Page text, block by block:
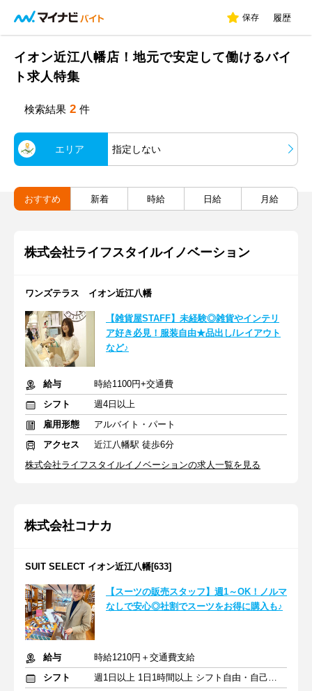
保存 履歴
イオン近江八幡店！地元で安定して働けるバイ
ト求人特集
検索結果 2 件
エリア 指定しない
おすすめ 新着 時給 日給 月給
株式会社ライフスタイルイノベーション
ワンズテラス イオン近江八幡
【雑貨屋STAFF】未経験◎雑貨やインテリ
ア好き必見！服装自由★品出し/レイアウト
など♪
給与
時給1100円+交通費
シフト
週4日以上
雇用形態
アルバイト・パート
アクセス
近江八幡駅 徒歩6分
株式会社ライフスタイルイノベーションの求人一覧を見る
株式会社コナカ
SUIT SELECT イオン近江八幡[633]
【スーツの販売スタッフ】週1～OK！ノルマ
なしで安心◎社割でスーツをお得に購入も♪
給与
時給1210円＋交通費支給
シフト
週1日以上 1日1時間以上 シフト自由・自己申告